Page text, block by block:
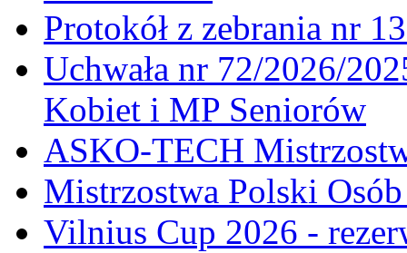
Protokół z zebrania nr
Uchwała nr 72/2026/
Kobiet i MP Seniorów
ASKO-TECH
Mistrzostwa Polski
Vilnius Cup 2026 -